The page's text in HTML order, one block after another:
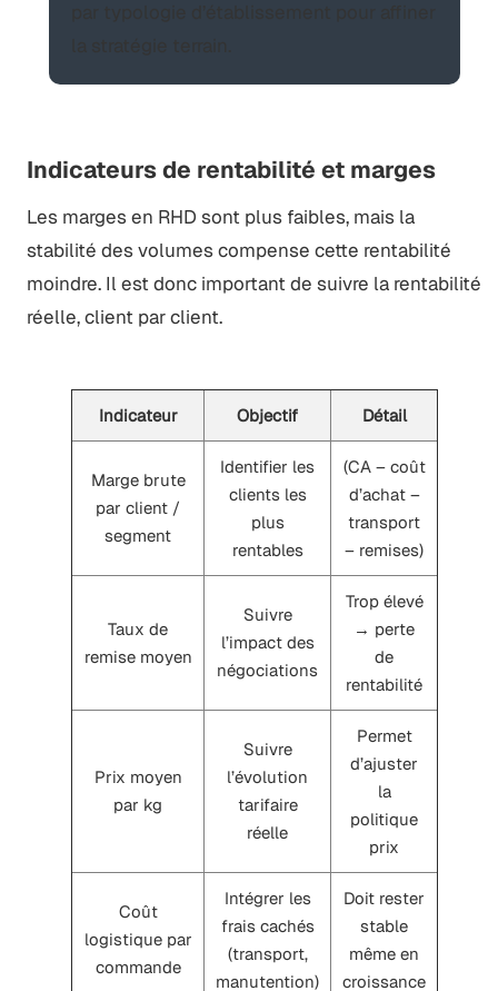
Indicateurs de rentabilité et marges
Les marges en RHD sont plus faibles, mais la
stabilité des volumes compense cette rentabilité
moindre. Il est donc important de suivre la rentabilité
réelle, client par client.
Indicateur Objectif Détail
Marge brute
par client /
segment
Identifier les
clients les
plus
rentables
(CA – coût
d’achat –
transport
– remises)
Taux de
remise moyen
Suivre
l’impact des
négociations
Trop élevé
→ perte
de
rentabilité
Prix moyen
par kg
Suivre
l’évolution
tarifaire
réelle
Permet
d’ajuster
la
politique
prix
Coût
logistique par
commande
Intégrer les
frais cachés
(transport,
manutention)
Doit rester
stable
même en
croissance